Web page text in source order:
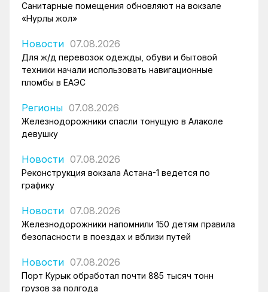
Санитарные помещения обновляют на вокзале
«Нурлы жол»
Новости 07.08.2026
Для ж/д перевозок одежды, обуви и бытовой
техники начали использовать навигационные
пломбы в ЕАЭС
Регионы 07.08.2026
Железнодорожники спасли тонущую в Алаколе
девушку
Новости 07.08.2026
Реконструкция вокзала Астана-1 ведется по
графику
Новости 07.08.2026
Железнодорожники напомнили 150 детям правила
безопасности в поездах и вблизи путей
Новости 07.08.2026
Порт Курык обработал почти 885 тысяч тонн
грузов за полгода